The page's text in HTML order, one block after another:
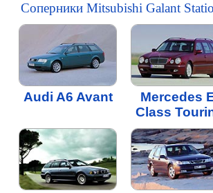
Соперники Mitsubishi Galant
Audi A6 Avant
Mercedes
Class